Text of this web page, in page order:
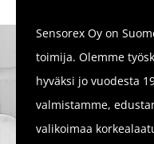
Sensorex Oy on
toimija. Olemme
hyväksi jo vuodesta
valmistamme,
valikoimaa